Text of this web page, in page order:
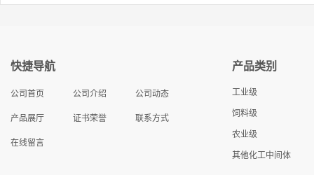
快捷导航
公司首页 公司介绍 公司动态
产品展厅 证书荣誉 联系方式
在线留言
产品类别
工业级
饲料级
农业级
其他化工中间体